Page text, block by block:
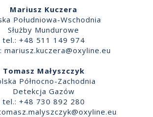
Mariusz Kuczera
Południowa-Wschodnia
Służby Mundurowe
tel.: +48 511 149 974
mariusz.kuczera@oxyline.eu
Tomasz Małyszczyk
Północno-Zachodnia
Detekcja Gazów
tel.: +48 730 892 280